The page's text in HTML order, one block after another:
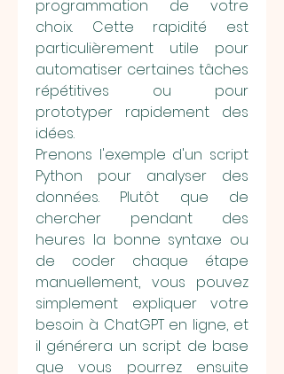
programmation de votre
choix. Cette rapidité est
particulièrement utile pour
automatiser certaines tâches
répétitives ou pour
prototyper rapidement des
idées.
Prenons l'exemple d'un script
Python pour analyser des
données. Plutôt que de
chercher pendant des
heures la bonne syntaxe ou
de coder chaque étape
manuellement, vous pouvez
simplement expliquer votre
besoin à ChatGPT en ligne, et
il générera un script de base
que vous pourrez ensuite